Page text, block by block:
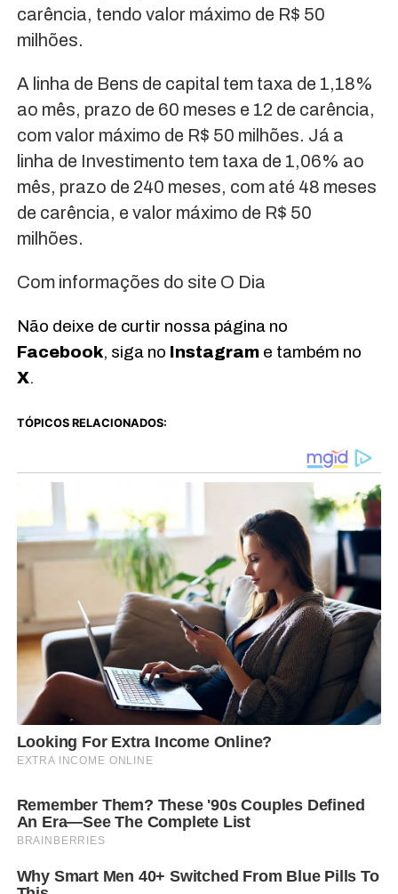
carência, tendo valor máximo de R$ 50
milhões.
A linha de Bens de capital tem taxa de 1,18%
ao mês, prazo de 60 meses e 12 de carência,
com valor máximo de R$ 50 milhões. Já a
linha de Investimento tem taxa de 1,06% ao
mês, prazo de 240 meses, com até 48 meses
de carência, e valor máximo de R$ 50
milhões.
Com informações do site O Dia
Não deixe de curtir nossa página no
Facebook, siga no Instagrame também no
X.
TÓPICOS RELACIONADOS: